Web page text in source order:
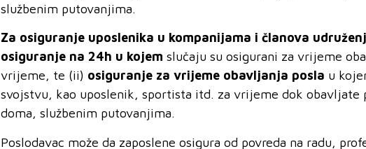
službenim putovanjima.
Za osiguranje uposlenika u kompanijama i članova
osiguranje na 24h u kojem slučaju su osigurani za vrijeme
vrijeme, te (ii) osiguranje za vrijeme obavljanja posla u
svojstvu, kao uposlenik, sportista itd. za vrijeme dok obavljate
doma, službenim putovanjima.
Poslodavac može da zaposlene osigura od povreda na radu,